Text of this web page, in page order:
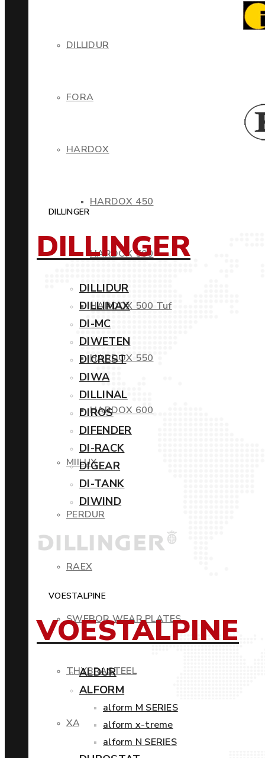
DILLIDUR
FORA
HARDOX
HARDOX 450
HARDOX 500
HARDOX 500 Tuf
HARDOX 550
HARDOX 600
MIILUX
PERDUR
RAEX
SWEBOR WEAR PLATES
THYBRASTEEL
XAR
DILLINGER
DILLINGER
DILLIDUR
DILLIMAX
DI-MC
DIWETEN
DICREST
DIWA
DILLINAL
DIROS
DIFENDER
DI-RACK
DIGEAR
DI-TANK
DIWIND
VOESTALPINE
VOESTALPINE
ALDUR
ALFORM
alform M SERIES
alform x-treme
alform N SERIES